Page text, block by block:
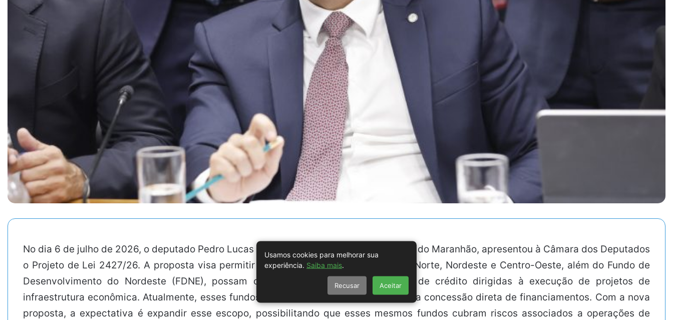
No dia 6 de julho de 2026, o deputado Pedro Lucas Fernandes, representante do União do Maranhão, apresentou à Câmara dos Deputados
o Projeto de Lei 2427/26. A proposta visa permitir que os fundos constitucionais do Norte, Nordeste e Centro-Oeste, além do Fundo de
Desenvolvimento do Nordeste (FDNE), possam oferecer garantias em operações de crédito dirigidas à execução de projetos de
infraestrutura econômica. Atualmente, esses fundos atuam principalmente por meio da concessão direta de financiamentos. Com a nova
proposta, a expectativa é expandir esse escopo, possibilitando que esses mesmos fundos cubram riscos associados a operações de
Usamos cookies para melhorar sua
experiência. Saiba mais
Recusar Aceitar